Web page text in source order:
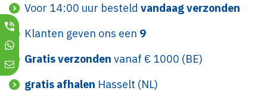
Voor 14:00 uur besteld vandaag verzonden
Klanten geven ons een 9
Gratis verzonden vanaf € 1000 (BE)
gratis afhalen Hasselt (NL)